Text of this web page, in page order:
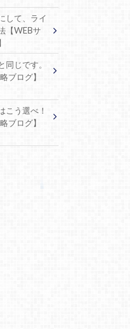
して、ライ
【WEBサ
同じです。
ブログ】
こう選べ！
ブログ】